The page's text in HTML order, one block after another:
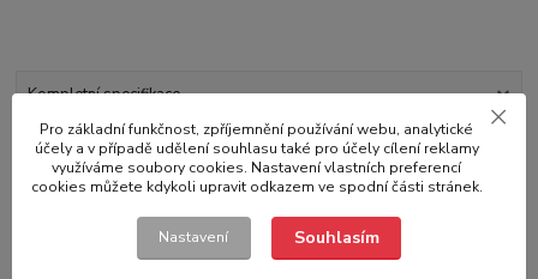
Kompletní specifikace
Hodnocení 0
Pro základní funkčnost, zpříjemnění používání webu, analytické
účely a v případě udělení souhlasu také pro účely cílení reklamy
využíváme soubory cookies. Nastavení vlastních preferencí
cookies můžete kdykoli upravit odkazem ve spodní části stránek.
Nastavení Souhlasím